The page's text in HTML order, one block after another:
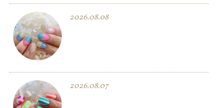
2026.08.08
2026.08.07